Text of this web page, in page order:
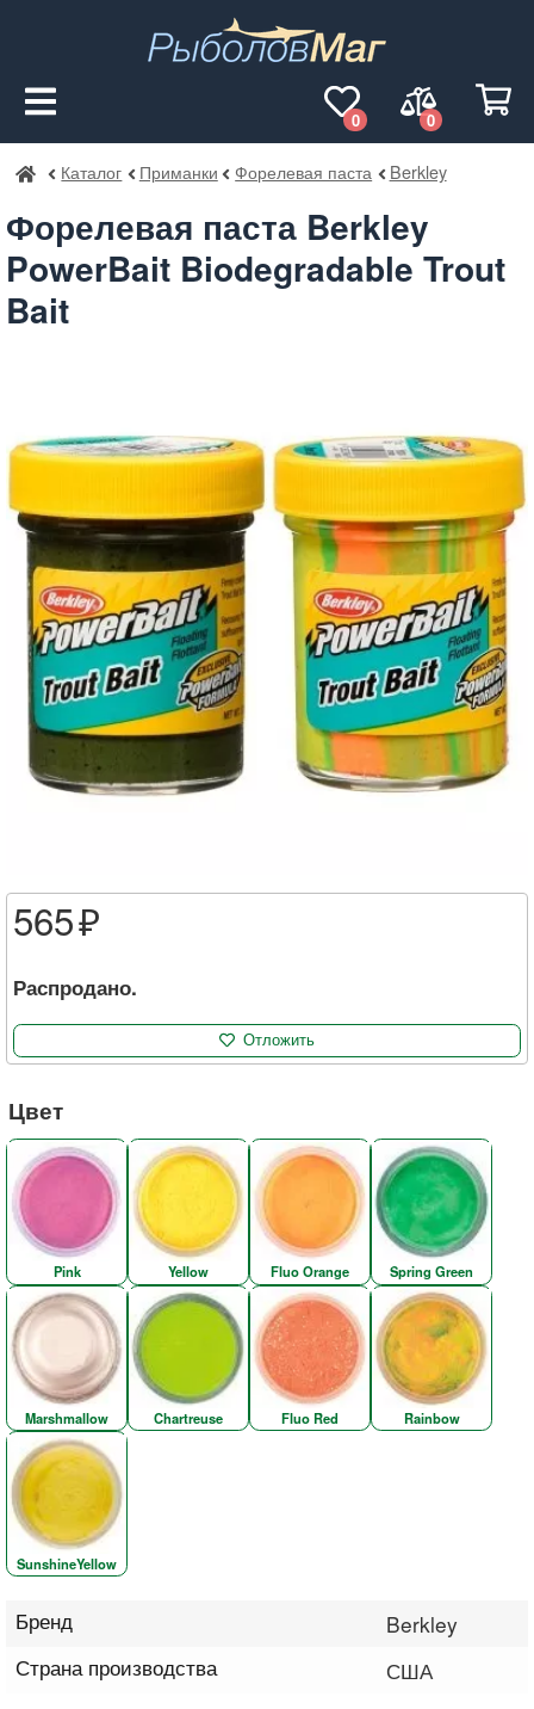
0
0
РыболовМаг
Каталог Приманки Форелевая паста Berkley
Форелевая паста Berkley
PowerBait Biodegradable Trout
Bait
Цвет
Pink Yellow Fluo Orange Spring Green
Marshmallow Chartreuse Fluo Red Rainbow
SunshineYellow
Бренд
Berkley
Страна производства
США
565
Распродано.
Отложить